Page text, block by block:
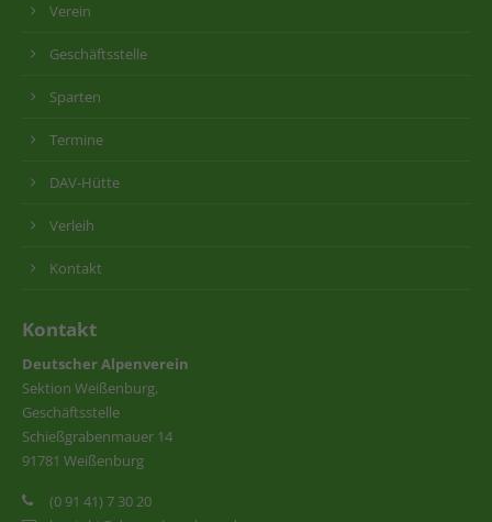
Verein
Geschäftsstelle
Sparten
Termine
DAV-Hütte
Verleih
Kontakt
Kontakt
Deutscher Alpenverein
Sektion Weißenburg,
Geschäftsstelle
Schießgrabenmauer 14
91781 Weißenburg
(0 91 41) 7 30 20